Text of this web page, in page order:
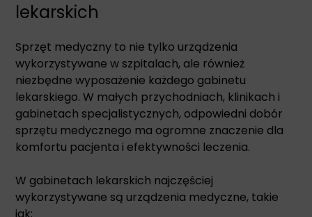
lekarskich
Sprzęt medyczny to nie tylko urządzenia
wykorzystywane w szpitalach, ale również
niezbędne wyposażenie każdego gabinetu
lekarskiego. W małych przychodniach, klinikach i
gabinetach specjalistycznych, odpowiedni dobór
sprzętu medycznego ma ogromne znaczenie dla
komfortu pacjenta i efektywności leczenia.
W gabinetach lekarskich najczęściej
wykorzystywane są urządzenia medyczne, takie